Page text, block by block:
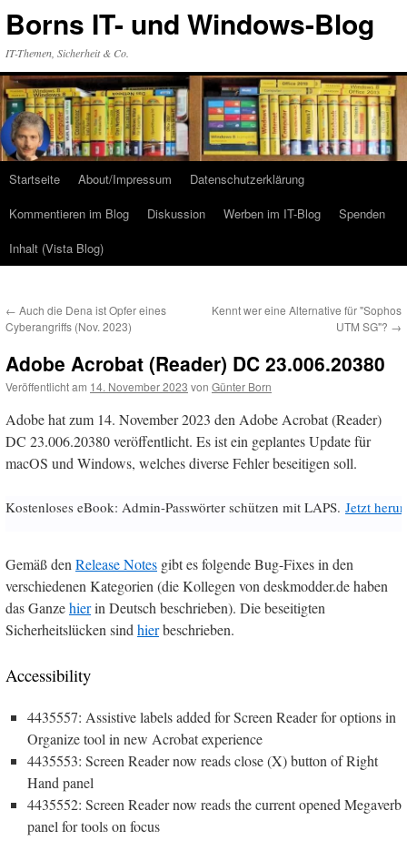
Inhalt
Borns IT- und Windows-Blog
IT-Themen, Sicherheit & Co.
Startseite About/Impressum
Datenschutzerklärung
Kommentieren im Blog
Diskussion Werben im IT-Blog
Spenden
Inhalt (Vista Blog)
← Auch die Dena ist Opfer eines
Cyberangriffs (Nov. 2023)
Kennt wer eine Alternative für "Sophos
UTM SG"? →
Adobe Acrobat (Reader) DC 23.006.20380
Veröffentlicht am 14. November 2023 von Günter Born
Adobe hat zum 14. November 2023 den Adobe Acrobat (Reader)
DC 23.006.20380 veröffentlicht. Es ist ein geplantes Update für
macOS und Windows, welches diverse Fehler beseitigen soll.
Kostenloses eBook: Admin-Passwörter schützen mit LAPS. Jetzt
Gemäß denRelease Notes gibt es folgende Bug-Fixes in den
verschiedenen Kategorien (die Kollegen von deskmodder.de haben
das Ganzehierin Deutsch beschrieben). Die beseitigten
Sicherheitslücken sindhierbeschrieben.
Accessibility
4435557: Assistive labels added for Screen Reader for options in
Organize tool in new Acrobat experience
4435553: Screen Reader now reads close (X) button of Right
Hand panel
4435552: Screen Reader now reads the current opened Megaverb
panel for tools on focus